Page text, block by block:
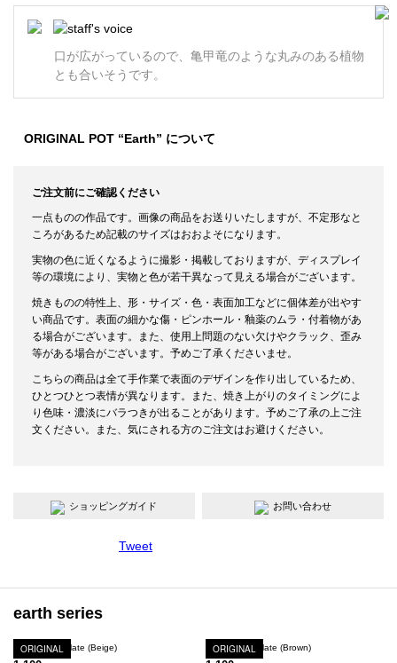
口が広がっているので、亀甲竜のような丸みのある植物
とも合いそうです。
ORIGINAL POT “Earth” について
ご注文前にご確認ください
一点ものの作品です。画像の商品をお送りいたしますが、不定形なと
ころがあるため記載のサイズはおおよそになります。
実物の色に近くなるように撮影・掲載しておりますが、ディスプレイ
等の環境により、実物と色が若干異なって見える場合がございます。
焼きものの特性上、形・サイズ・色・表面加工などに個体差が出やす
い商品です。表面の細かな傷・ピンホール・釉薬のムラ・付着物があ
る場合がございます。また、使用上問題のない欠けやクラック、歪み
等がある場合がございます。予めご了承くださいませ。
こちらの商品は全て手作業で表面のデザインを作り出しているため、
ひとつひとつ表情が異なります。また、焼き上がりのタイミングによ
り色味・濃淡にバラつきが出ることがあります。予めご了承の上ご注
文ください。また、気にされる方のご注文はお避けください。
ショッピングガイド お問い合わせ
Tweet
earth series
ORIGINAL
Earth Crack Plate (Beige) ORIGINAL
Earth Crack Plate (Brown)